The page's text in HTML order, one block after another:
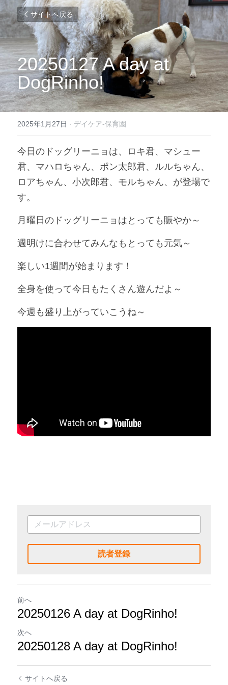
サイトへ戻る
20250127 A day at
DogRinho!
2025年1月27日 · デイケア-保育園
今日のドッグリーニョは、ロキ君、マシュー
君、マハロちゃん、ポン太郎君、ルルちゃん、
ロアちゃん、小次郎君、モルちゃん、が登場で
す。
月曜日のドッグリーニョはとっても賑やか～
週明けに合わせてみんなもとっても元気～
楽しい1週間が始まります！
全身を使って今日もたくさん遊んだよ～
今週も盛り上がっていこうね～
読者登録
前へ
20250126 A day at DogRinho!
次へ
20250128 A day at DogRinho!
サイトへ戻る